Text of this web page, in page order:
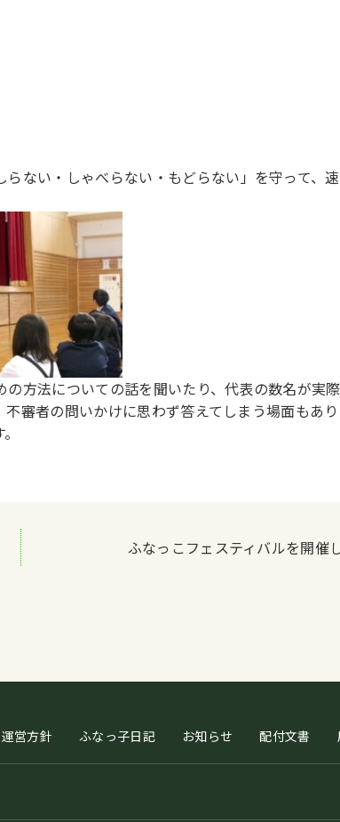
らない・ しゃべらない・ も どらない」を守って、
方法についての話を聞いたり、代表の数名が実
審者の問いかけに思わず答えてしまう場面もあ
ふなっこフェスティバルを開催
運営方針 ふなっ子日記 お知らせ 配付文書